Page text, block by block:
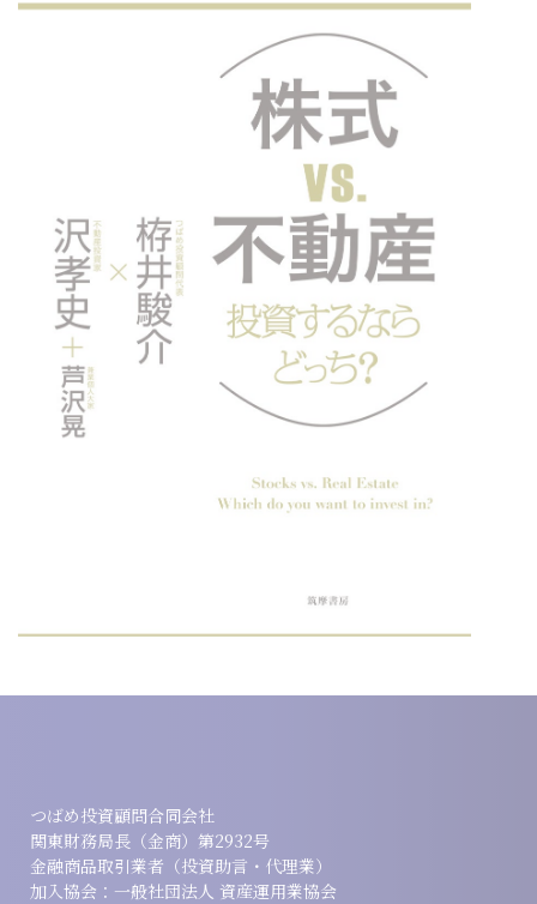
つばめ投資顧問合同会社
関東財務局長（金商）第2932号
金融商品取引業者（投資助言・代理業）
加入協会：一般社団法人 資産運用業協会